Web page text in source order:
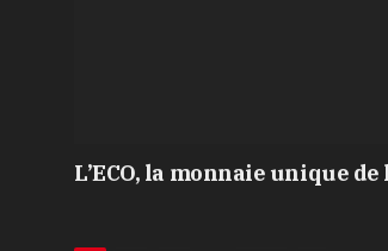
L’ECO, la monnaie unique